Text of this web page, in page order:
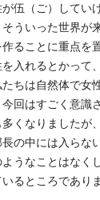
伍（ご）してい
ういった世界が
ることに重点を
入れるとかって
ちは自然体で女
回はすごく意識
くなりましたが
の中には入らな
うなことはなく
るところでありま